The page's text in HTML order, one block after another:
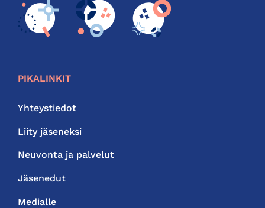
PIKALINKIT
Yhteystiedot
Liity jäseneksi
Neuvonta ja palvelut
Jäsenedut
Medialle